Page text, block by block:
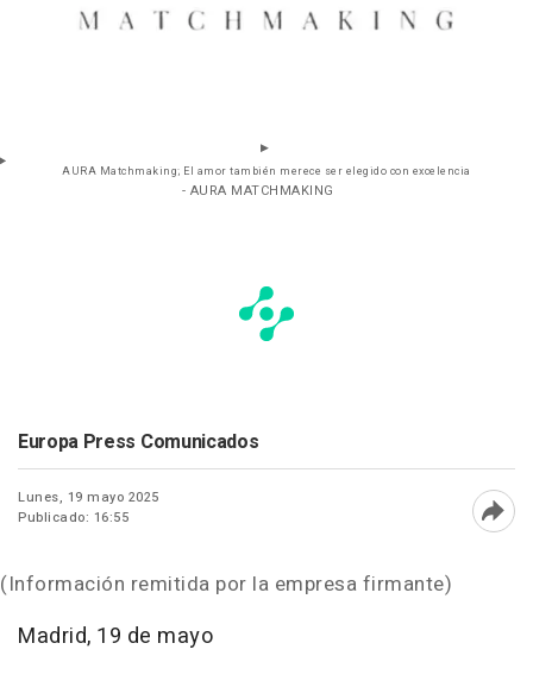
AURA Matchmaking; El amor también merece ser elegido con excelencia
- AURA MATCHMAKING
Europa Press Comunicados
Lunes, 19 mayo 2025
Publicado: 16:55
(Información remitida por la empresa firmante)
Madrid, 19 de mayo